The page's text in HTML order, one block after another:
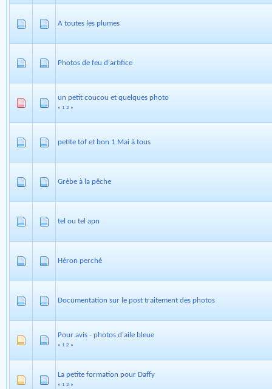
A toutes les plumes
Photos de feu d'artifice
un petit coucou et quelques photo
« 1 2 »
petite tof et bon 1 Mai à tous
Grèbe à la pêche
tel ou tel apn
Héron perché
Documentation sur le post traitement des photos
Pour avis - photos d'aile bleue
« 1 2 »
La petite formation pour Daffy
« 1 2 »